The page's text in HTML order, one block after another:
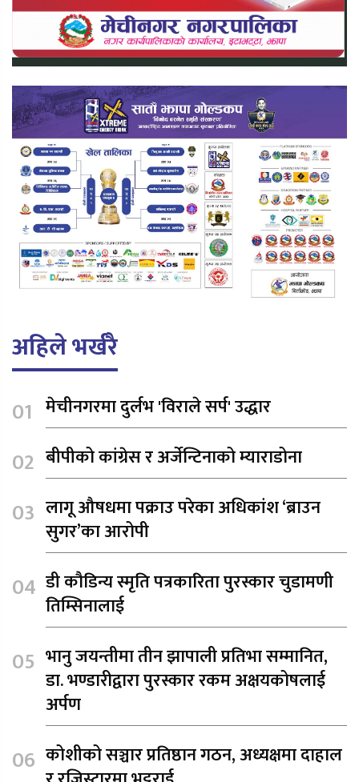
अहिले भर्खरै
मेचीनगरमा दुर्लभ 'विराले सर्प' उद्धार
बीपीको कांग्रेस र अर्जेन्टिनाको म्याराडोना
लागू औषधमा पक्राउ परेका अधिकांश ‘ब्राउन
सुगर’का आरोपी
डी कौडिन्य स्मृति पत्रकारिता पुरस्कार चुडामणी
तिम्सिनालाई
भानु जयन्तीमा तीन झापाली प्रतिभा सम्मानित,
डा. भण्डारीद्वारा पुरस्कार रकम अक्षयकोषलाई
अर्पण
कोशीको सञ्चार प्रतिष्ठान गठन, अध्यक्षमा दाहाल